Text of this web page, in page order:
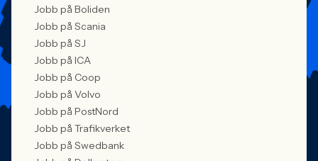
Jobb på Boliden
Jobb på Scania
Jobb på SJ
Jobb på ICA
Jobb på Coop
Jobb på Volvo
Jobb på PostNord
Jobb på Trafikverket
Jobb på Swedbank